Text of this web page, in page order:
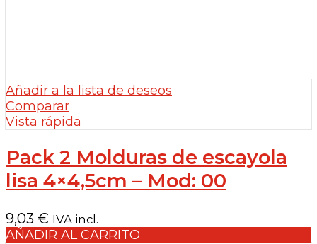
Añadir a la lista de deseos
Comparar
Vista rápida
Pack 2 Molduras de escayola
lisa 4×4,5cm – Mod: 00
9,03 € IVA incl.
AÑADIR AL CARRITO